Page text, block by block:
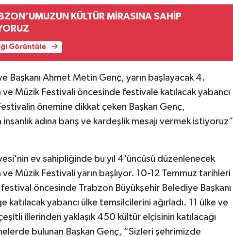
KÜLTÜR MİRASINA SAHİP
Görüntüle
Başkanı Ahmet Metin Genç, yarın başlayacak 4.
Müzik Festivali öncesinde festivale katılacak yabancı
önemine dikkat çeken Başkan Genç,
adına barış ve kardeşlik mesajı vermek istiyoruz”
ev sahipliğinde bu yıl 4'üncüsü düzenlenecek
Müzik Festivali yarın başlıyor. 10-12 Temmuz tarihleri
öncesinde Trabzon Büyükşehir Belediye Başkanı
yabancı ülke temsilcilerini ağırladı. 11 ülke ve
illerinden yaklaşık 450 kültür elçisinin katılacağı
bulunan Başkan Genç, “Sizleri şehrimizde